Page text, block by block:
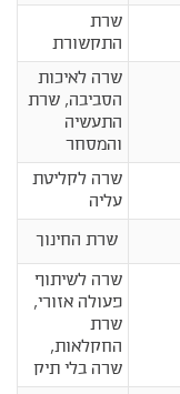
שרת
התקשורת
שרה לאיכות
הסביבה, שרת
התעשיה
והמסחר
שרה לקליטת
עליה
שרת החינוך
שרה לשיתוף
פעולה אזורי,
שרת
החקלאות,
שרה בלי תיק